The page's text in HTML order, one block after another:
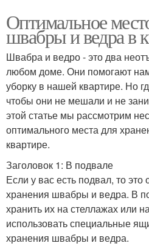
Оптимальное
швабры и ведра в
Швабра и ведро - это два
любом доме. Они помогают нам
уборку в нашей квартире. Но
чтобы они не мешали и не
этой статье мы рассмотрим
оптимального места для
квартире.
Заголовок 1: В подвале
Если у вас есть подвал, то это
хранения швабры и ведра. В
хранить их на стеллажах или
использовать специальные
хранения швабры и ведра.